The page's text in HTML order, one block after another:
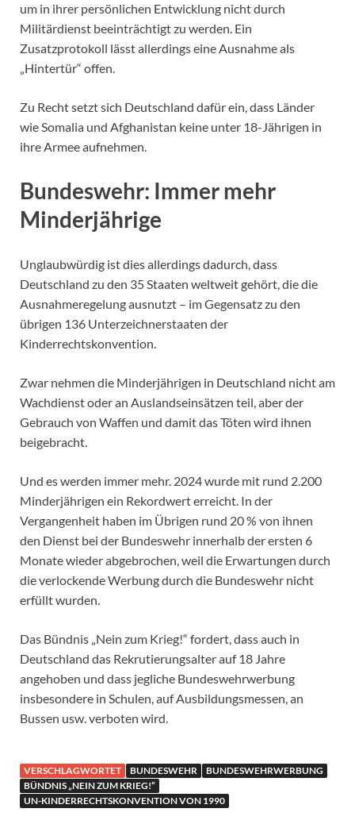
um in ihrer persönlichen Entwicklung nicht durch
Militärdienst beeinträchtigt zu werden. Ein
Zusatzprotokoll lässt allerdings eine Ausnahme als
„Hintertür“ offen.
Zu Recht setzt sich Deutschland dafür ein, dass Länder
wie Somalia und Afghanistan keine unter 18-Jährigen in
ihre Armee aufnehmen.
Bundeswehr: Immer mehr
Minderjährige
Unglaubwürdig ist dies allerdings dadurch, dass
Deutschland zu den 35 Staaten weltweit gehört, die die
Ausnahmeregelung ausnutzt – im Gegensatz zu den
übrigen 136 Unterzeichnerstaaten der
Kinderrechtskonvention.
Zwar nehmen die Minderjährigen in Deutschland nicht am
Wachdienst oder an Auslandseinsätzen teil, aber der
Gebrauch von Waffen und damit das Töten wird ihnen
beigebracht.
Und es werden immer mehr. 2024 wurde mit rund 2.200
Minderjährigen ein Rekordwert erreicht. In der
Vergangenheit haben im Übrigen rund 20 % von ihnen
den Dienst bei der Bundeswehr innerhalb der ersten 6
Monate wieder abgebrochen, weil die Erwartungen durch
die verlockende Werbung durch die Bundeswehr nicht
erfüllt wurden.
Das Bündnis „Nein zum Krieg!“ fordert, dass auch in
Deutschland das Rekrutierungsalter auf 18 Jahre
angehoben und dass jegliche Bundeswehrwerbung
insbesondere in Schulen, auf Ausbildungsmessen, an
Bussen usw. verboten wird.
VERSCHLAGWORTET BUNDESWEHR
BUNDESWEHRWERBUNG
BÜNDNIS „NEIN ZUM KRIEG!“
UN-KINDERRECHTSKONVENTION VON 1990